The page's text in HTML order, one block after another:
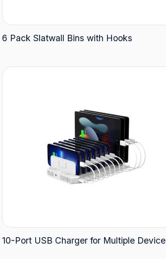
6 Pack Slatwall Bins with Hooks
10-Port USB Charger for Multiple Device